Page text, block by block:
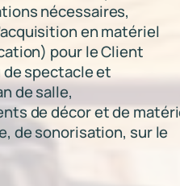
nécessaires,
en matériel
pour le Client
spectacle et
de salle,
de décor et de
de sonorisation, sur le